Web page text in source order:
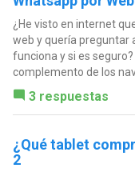
¿He visto en internet
web y quería preguntar
funciona y si es
complemento de los
3 respuestas
¿Qué tablet
2